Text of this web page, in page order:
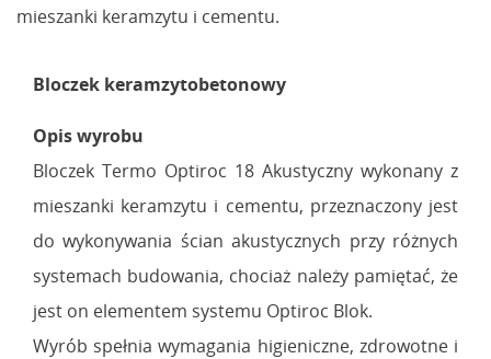
mieszanki keramzytu i cementu.
Bloczek keramzytobetonowy
Opis wyrobu
Bloczek Termo Optiroc 18 Akustyczny wykonany z
mieszanki keramzytu i cementu, przeznaczony jest
do wykonywania ścian akustycznych przy różnych
systemach budowania, chociaż należy pamiętać, że
jest on elementem systemu Optiroc Blok.
Wyrób spełnia wymagania higieniczne, zdrowotne i